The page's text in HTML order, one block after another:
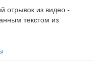
отрывок из видео -
текстом из